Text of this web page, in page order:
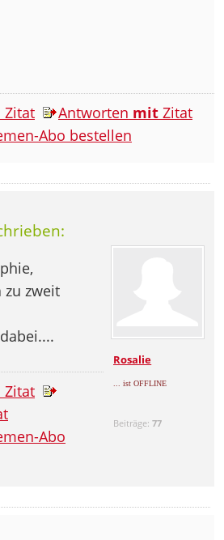
Zitat Antworten mit Zitat
Abo bestellen
Rosalie
... ist OFFLINE
Beiträge:77
zweit
Zitat
Abo